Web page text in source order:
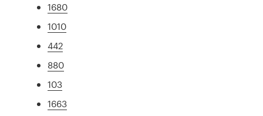
1680
1010
442
880
103
1663